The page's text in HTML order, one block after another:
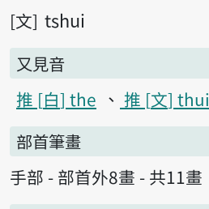
文 tshui
又見音
推 白 the 推 文 thui
部首筆畫
手部 - 部首外8畫 - 共11畫